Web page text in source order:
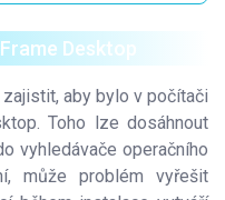
Desktop
aby bylo v počítači
Toho lze dosáhnout
vyhledávače operačního
může problém vyřešit